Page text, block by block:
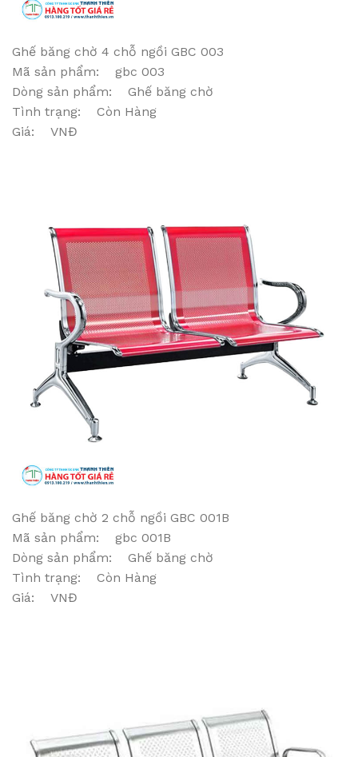
Ghế băng chờ 4 chỗ ngồi GBC 003
Mã sản phẩm: gbc 003
Dòng sản phẩm: Ghế băng chờ
Tình trạng: Còn Hàng
Giá: VNĐ
Ghế băng chờ 2 chỗ ngồi GBC 001B
Mã sản phẩm: gbc 001B
Dòng sản phẩm: Ghế băng chờ
Tình trạng: Còn Hàng
Giá: VNĐ